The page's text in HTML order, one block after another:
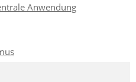
Anwendung